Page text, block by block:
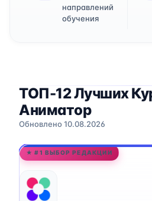
направлений
обучения
ТОП-12 Лучших
Аниматор
Обновлено 10.08.2026
★ #1 ВЫБОР РЕДАКЦИИ